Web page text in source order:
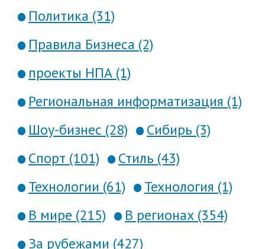
Политика (31)
Правила Бизнеса (2)
проекты НПА (1)
Региональная информатизация (1)
Шоу-бизнес (28)
Сибирь (3)
Спорт (101)
Стиль (43)
Технологии (61)
Технология (1)
В мире (215)
В регионах (354)
За рубежами (427)